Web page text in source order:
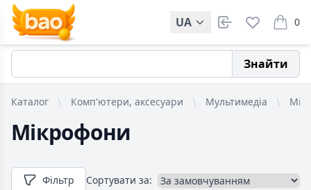
UA 0
items
Знайти
Каталог Комп'ютери, аксесуари Мультимедіа
Мікрофони
Фільтр Сортувати за: